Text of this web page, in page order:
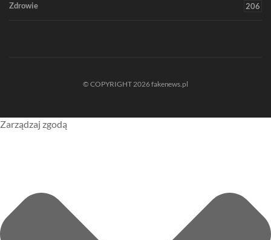
Zdrowie 206
© COPYRIGHT 2026 fakenews.pl
Zarządzaj zgodą